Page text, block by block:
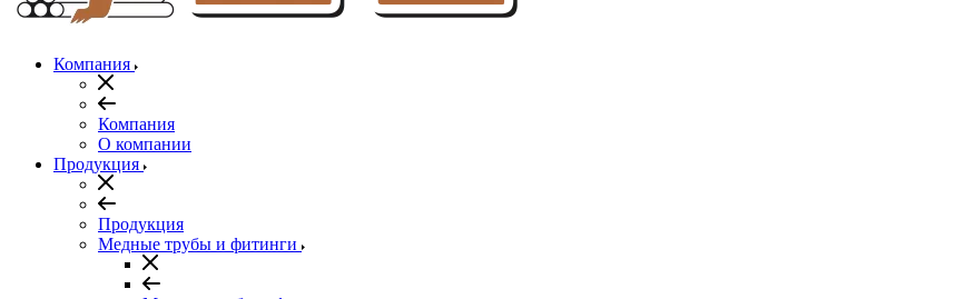
Компания
Компания
О компании
Продукция
Продукция
Медные трубы и фитинги